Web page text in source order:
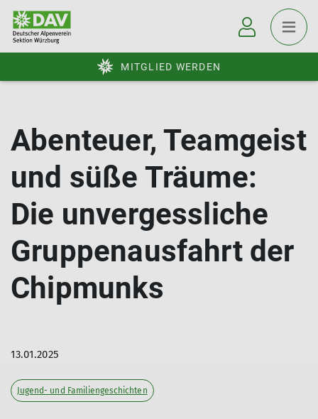
MITGLIED WERDEN
Abenteuer, Teamgeist
und süße Träume:
Die unvergessliche
Gruppenausfahrt der
Chipmunks
13.01.2025
Jugend- und Familiengeschichten